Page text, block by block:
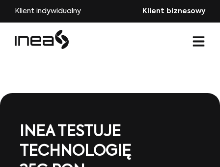
Klient indywidualny Klient biznesowy
INEA TESTUJE
TECHNOLOGIĘ